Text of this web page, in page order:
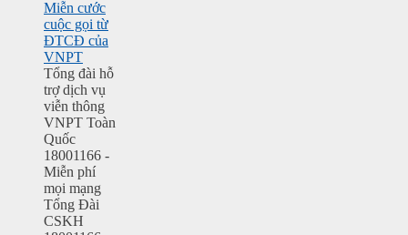
Miễn cước
cuộc gọi từ
ĐTCĐ của
VNPT
Tổng đài hỗ
trợ dịch vụ
viễn thông
VNPT Toàn
Quốc
18001166 -
Miễn phí
mọi mạng
Tổng Đài
CSKH